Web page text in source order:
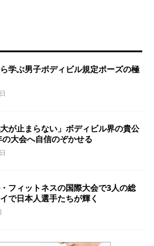
学ぶ男子ボディビル規定ポーズの極
大が止まらない」ボディビル界の貴公
大会へ自信のぞかせる
フィットネスの国際大会で3人の総
で日本人選手たちが輝く